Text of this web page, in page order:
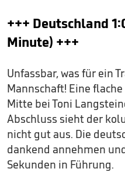
+++ Deutschland
Minute) +++
Unfassbar, was für ein
Mannschaft! Eine
Mitte bei Toni
Abschluss sieht der
nicht gut aus. Die
dankend annehmen
Sekunden in Führung.